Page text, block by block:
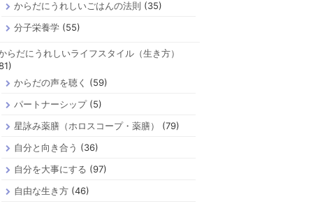
からだにうれしいごはんの法則 (35)
分子栄養学(55)
らだにうれしいライフスタイル（生き方）
からだの声を聴く
(59)
パートナーシップ(5)
星詠み薬膳（ホロスコープ・薬膳）
(79)
自分と向き合う (36)
自分を大事にする (97)
自由な生き方(46)